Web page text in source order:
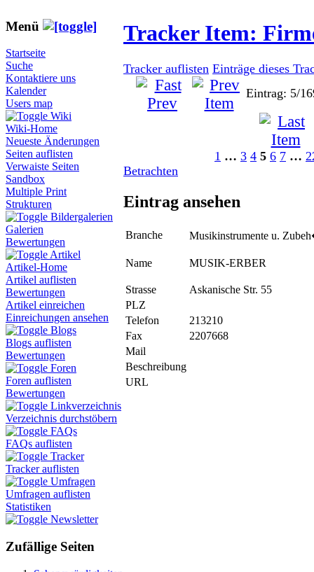
Menü
Startseite
Suche
Kontaktiere uns
Kalender
Users map
Wiki
Wiki-Home
Neueste Änderungen
Seiten auflisten
Verwaiste Seiten
Sandbox
Multiple Print
Strukturen
Bildergalerien
Galerien
Bewertungen
Artikel
Artikel-Home
Artikel auflisten
Bewertungen
Artikel einreichen
Einreichungen ansehen
Blogs
Blogs auflisten
Bewertungen
Foren
Foren auflisten
Bewertungen
Linkverzeichnis
Verzeichnis durchstöbern
FAQs
FAQs auflisten
Tracker
Tracker auflisten
Umfragen
Umfragen auflisten
Statistiken
Newsletter
Zufällige Seiten
Tracker Item:
Tracker auflisten Einträge dieses
Eintrag: 5/
1 … 3 4 5 6 7 …
Betrachten
Eintrag ansehen
Branche Musikinstrumente u.
Name MUSIK-ERBER
Strasse
Askanische Str. 55
PLZ
Telefon
213210
Fax
2207668
Mail
Beschreibung
URL